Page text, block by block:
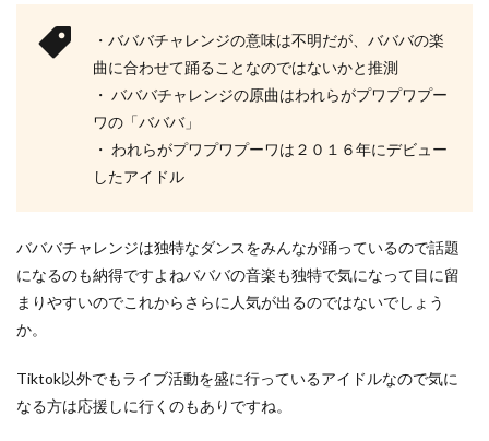
・バババチャレンジの意味は不明だが、バババの楽
曲に合わせて踊ることなのではないかと推測
・ バババチャレンジの原曲はわれらがプワプワプー
ワの「バババ」
・ われらがプワプワプーワは２０１６年にデビュー
したアイドル
バババチャレンジは独特なダンスをみんなが踊っているので話題
になるのも納得ですよねバババの音楽も独特で気になって目に留
まりやすいのでこれからさらに人気が出るのではないでしょう
か。
Tiktok以外でもライブ活動を盛に行っているアイドルなので気に
なる方は応援しに行くのもありですね。